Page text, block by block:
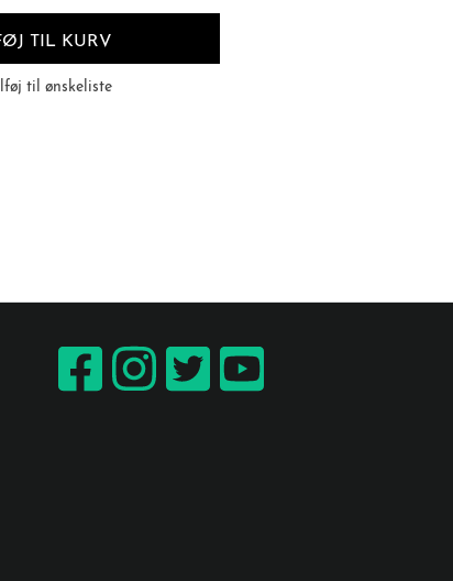
TIL KURV
til ønskeliste